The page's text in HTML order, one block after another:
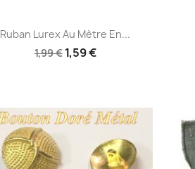
Aperçu rapide
Ruban Lurex Au Mètre En...
1,99 € 1,59 €